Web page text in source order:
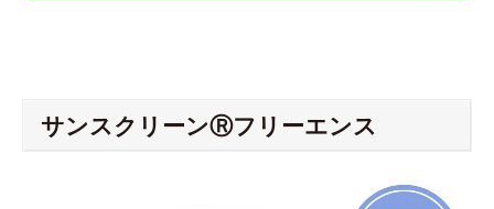
サンスクリーンⓇフリーエンス